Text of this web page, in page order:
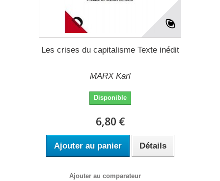
Les crises du capitalisme Texte inédit
MARX Karl
Disponible
6,80 €
Ajouter au panier Détails
Ajouter au comparateur